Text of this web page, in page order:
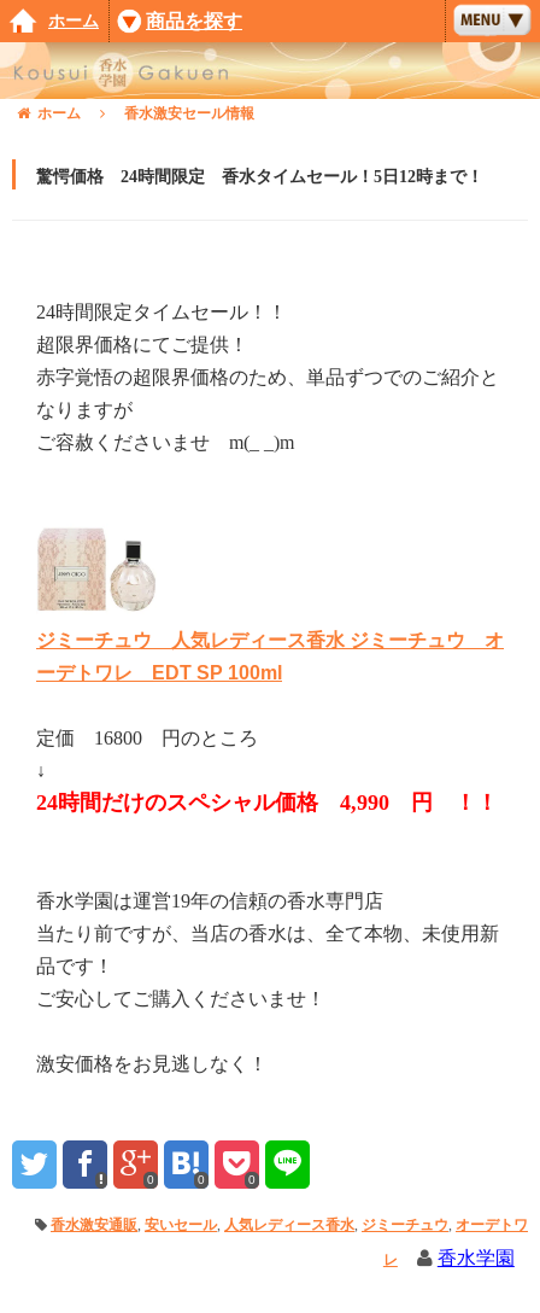
ホーム 商品を探す
ホーム 香水激安セール情報
驚愕価格 24時間限定 香水タイムセール！5日12時まで！
24時間限定タイムセール！！
超限界価格にてご提供！
赤字覚悟の超限界価格のため、単品ずつでのご紹介と
なりますが
ご容赦くださいませ m(_ _)m
ジミーチュウ 人気レディース香水 ジミーチュウ オ
ーデトワレ EDT SP 100ml
定価 16800 円のところ
↓
24時間だけのスペシャル価格 4,990 円 ！！
香水学園は運営19年の信頼の香水専門店
当たり前ですが、当店の香水は、全て本物、未使用新
品です！
ご安心してご購入くださいませ！
激安価格をお見逃しなく！
0 0 0
香水激安通販, 安いセール, 人気レディース香水, ジミーチュウ, オーデトワ
レ 香水学園